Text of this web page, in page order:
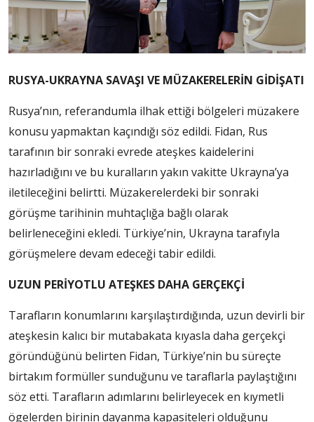
RUSYA-UKRAYNA SAVAŞI VE MÜZAKERELERİN GİDİŞATI
Rusya’nın, referandumla ilhak ettiği bölgeleri müzakere
konusu yapmaktan kaçındığı söz edildi. Fidan, Rus
tarafının bir sonraki evrede ateşkes kaidelerini
hazırladığını ve bu kuralların yakın vakitte Ukrayna’ya
iletileceğini belirtti. Müzakerelerdeki bir sonraki
görüşme tarihinin muhtaçlığa bağlı olarak
belirleneceğini ekledi. Türkiye’nin, Ukrayna tarafıyla
görüşmelere devam edeceği tabir edildi.
UZUN PERİYOTLU ATEŞKES DAHA GERÇEKÇİ
Tarafların konumlarını karşılaştırdığında, uzun devirli bir
ateşkesin kalıcı bir mutabakata kıyasla daha gerçekçi
göründüğünü belirten Fidan, Türkiye’nin bu süreçte
birtakım formüller sunduğunu ve taraflarla paylaştığını
söz etti. Tarafların adımlarını belirleyecek en kıymetli
ögelerden birinin dayanma kapasiteleri olduğunu